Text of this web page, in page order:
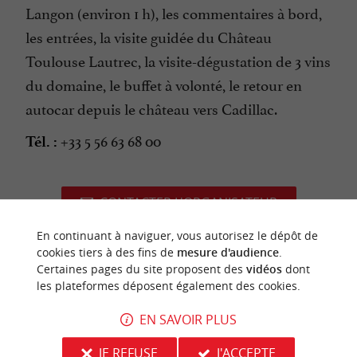
Langon (environ 1 h), les commentaires à bord,
les entrées, la visite guidée du Château
Toulouse Lautrec, la visite-dégustation de 3 vins
du domaine, le buffet à volonté, le retour en
autocar depuis le château vers Cadillac.
Tél. : +33 5 56 63 68 00
CONTACTER L'ORGANISATEUR
SITE INTERNET DE L'ÉVÈNEMENT
dernière mise à jour :12/06/2026 à 02:16:34
En continuant à naviguer, vous autorisez le dépôt de
cookies tiers à des fins de mesure d'audience.
Certaines pages du site proposent des vidéosdont
les plateformes déposent également des cookies.
EN SAVOIR PLUS
JE REFUSE
J'ACCEPTE